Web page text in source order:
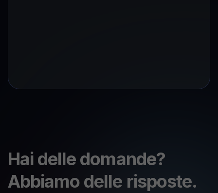
Hai delle domande?
Abbiamo delle risposte.